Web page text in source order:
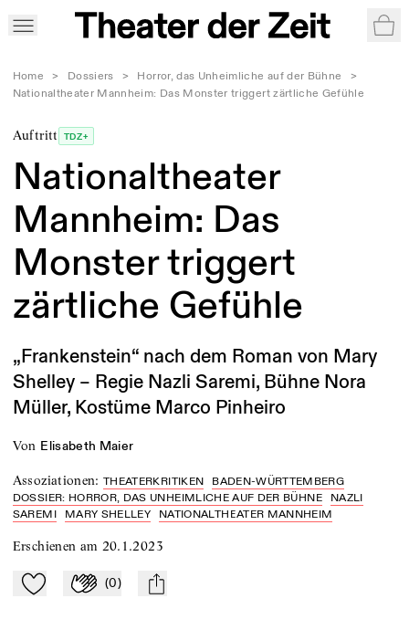
Home > Dossiers > Horror, das Unheimliche auf der Bühne
>
Nationaltheater Mannheim: Das Monster triggert zärtliche Gefühle
Auftritt TDZ+
Nationaltheater
Mannheim: Das
Monster triggert
zärtliche Gefühle
„Frankenstein“ nach dem Roman von Mary
Shelley – Regie Nazli Saremi, Bühne Nora
Müller, Kostüme Marco Pinheiro
von Elisabeth Maier
Assoziationen:THEATERKRITIKEN
BADEN-WÜRTTEMBERG
DOSSIER: HORROR, DAS UNHEIMLICHE AUF DER BÜHNE
NAZLI
SAREMI
MARY SHELLEY NATIONALTHEATER MANNHEIM
Erschienen am 20.1.2023
Zu Mein-TdZ hinzufügen
Applaudieren
(0) mail